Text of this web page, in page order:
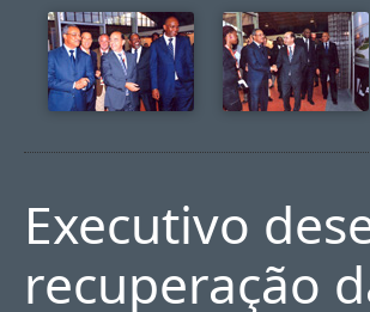
Executivo
recuperação